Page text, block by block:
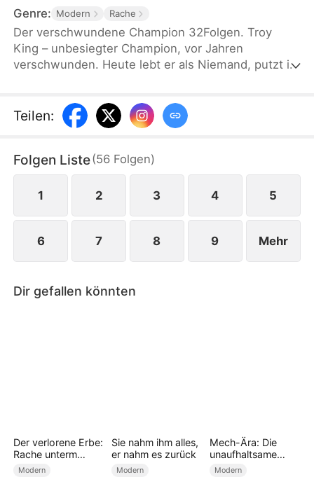
Genre: Modern Rache
Der verschwundene Champion 32Folgen. Troy
King – unbesiegter Champion, vor Jahren
verschwunden. Heute lebt er als Niemand, putzt in
seine einzige Familie bedroht, legt der Putzmann
plötzlich den gefürchtetsten Kampfstil der Welt an
Teilen:
Folgen Liste(56 Folgen)
1 2 3 4 5
6 7 8 9 Mehr
Dir gefallen könnten
Der verlorene Erbe:
Rache unterm
Weihnachtsbaum(D
Modern
Sie nahm ihm alles,
er nahm es zurück
Modern
Mech-Ära: Die
unaufhaltsame
Kraft der SSS-
Modern